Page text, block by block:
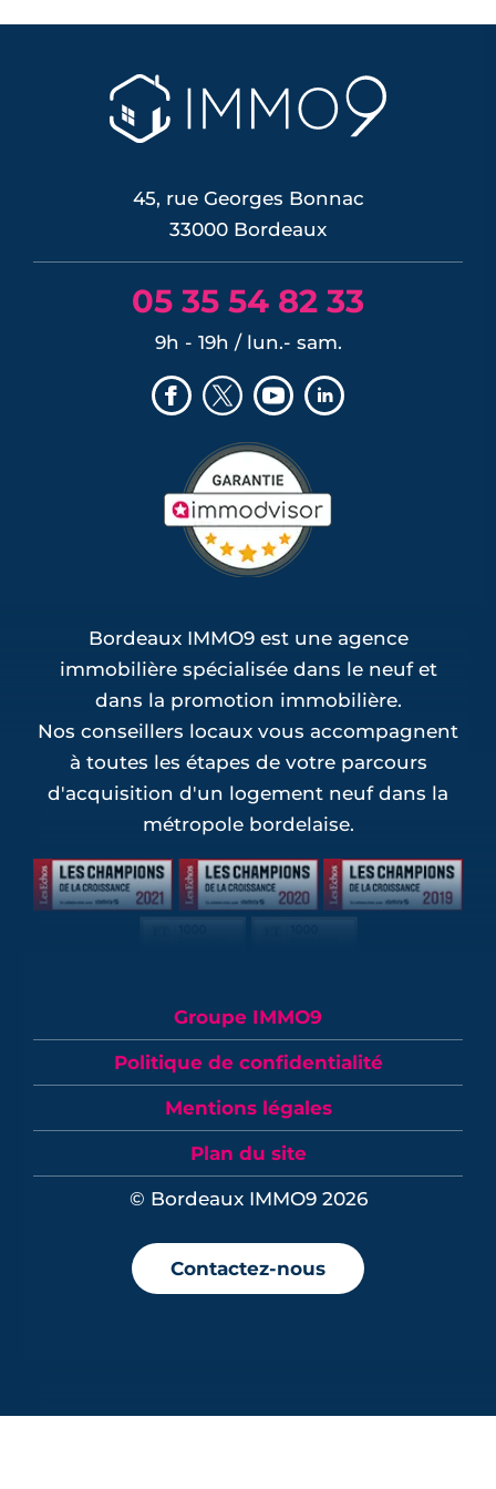
45, rue Georges Bonnac
33000 Bordeaux
05 35 54 82 33
9h - 19h / lun.- sam.
Bordeaux IMMO9 est une agence
immobilière spécialisée dans le neuf et
dans la promotion immobilière.
Nos conseillers locaux vous accompagnent
à toutes les étapes de votre parcours
d'acquisition d'un logement neuf dans la
métropole bordelaise.
Groupe IMMO9
Politique de confidentialité
Mentions légales
Plan du site
© Bordeaux IMMO9 2026
Contactez-nous